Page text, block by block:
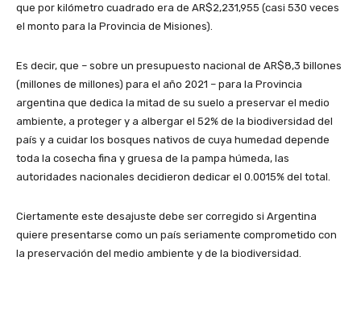
que por kilómetro cuadrado era de AR$2,231,955 (casi 530 veces
el monto para la Provincia de Misiones).
Es decir, que – sobre un presupuesto nacional de AR$8,3 billones
(millones de millones) para el año 2021 – para la Provincia
argentina que dedica la mitad de su suelo a preservar el medio
ambiente, a proteger y a albergar el 52% de la biodiversidad del
país y a cuidar los bosques nativos de cuya humedad depende
toda la cosecha fina y gruesa de la pampa húmeda, las
autoridades nacionales decidieron dedicar el 0.0015% del total.
Ciertamente este desajuste debe ser corregido si Argentina
quiere presentarse como un país seriamente comprometido con
la preservación del medio ambiente y de la biodiversidad.